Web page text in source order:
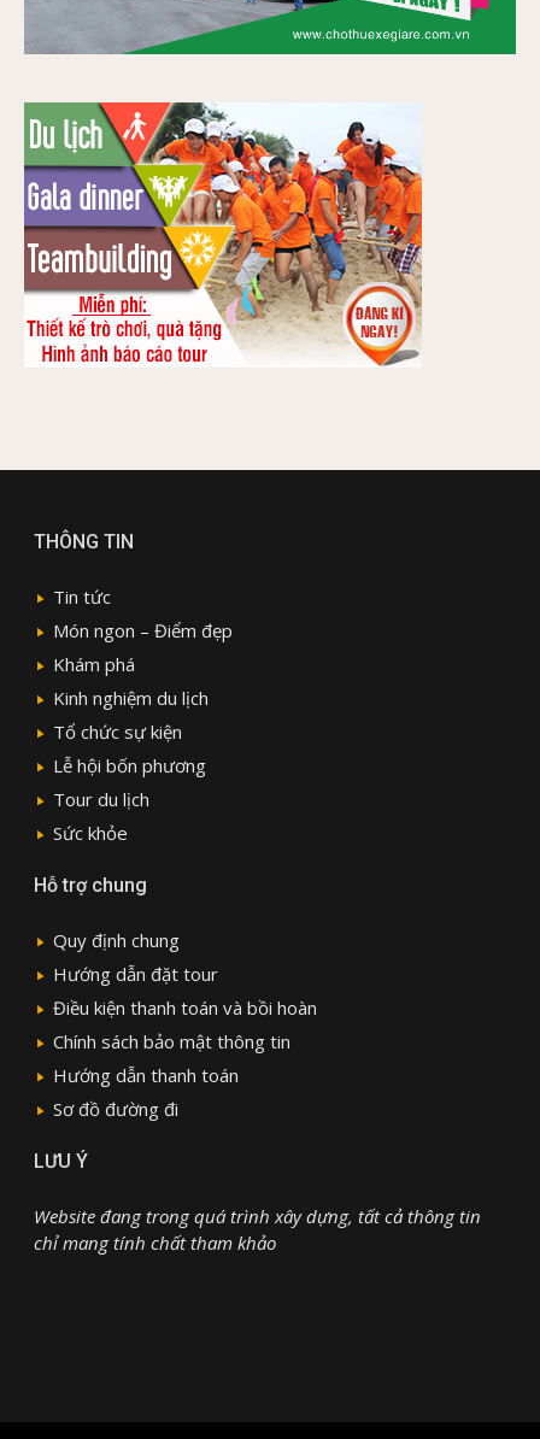
THÔNG TIN
Tin tức
Món ngon – Điểm đẹp
Khám phá
Kinh nghiệm du lịch
Tổ chức sự kiện
Lễ hội bốn phương
Tour du lịch
Sức khỏe
Hỗ trợ chung
Quy định chung
Hướng dẫn đặt tour
Điều kiện thanh toán và bồi hoàn
Chính sách bảo mật thông tin
Hướng dẫn thanh toán
Sơ đồ đường đi
LƯU Ý
Website đang trong quá trình xây dựng, tất cả thông tin
chỉ mang tính chất tham khảo